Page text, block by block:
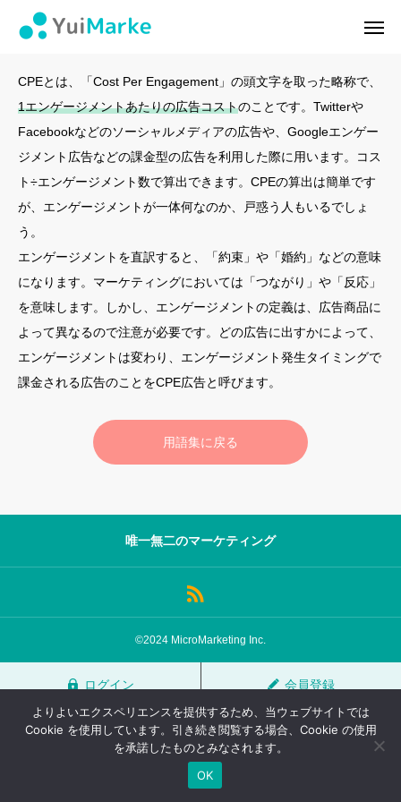
CPEとは、「Cost Per Engagement」の頭文字を取った略称で、
1エンゲージメントあたりの広告コストのことです。Twitterや
Facebookなどのソーシャルメディアの広告や、Googleエンゲー
ジメント広告などの課金型の広告を利用した際に用います。コス
ト÷エンゲージメント数で算出できます。CPEの算出は簡単です
が、エンゲージメントが一体何なのか、戸惑う人もいるでしょ
う。
エンゲージメントを直訳すると、「約束」や「婚約」などの意味
になります。マーケティングにおいては「つながり」や「反応」
を意味します。しかし、エンゲージメントの定義は、広告商品に
よって異なるので注意が必要です。どの広告に出すかによって、
エンゲージメントは変わり、エンゲージメント発生タイミングで
課金される広告のことをCPE広告と呼びます。
用語集に戻る
唯一無二のマーケティング
©2024 MicroMarketing Inc.
ログイン 会員登録
ログイン 会員登録
実績・お客様の声
無料診断
イベント・セミナー情報
コンテンツ
スポンサー登録
サロン会員登録
お問い合わせ
よくあるご質問
プライバシーポリシー
マーケティング用語集
LINE公式
ホーム
よりよいエクスペリエンスを提供するため、当ウェブサイトでは
Cookie を使用しています。引き続き閲覧する場合、Cookie の使用
を承諾したものとみなされます。
OK